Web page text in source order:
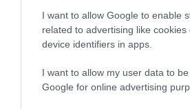
I want to allow Google to enable
related to advertising like cookies
device identifiers in apps.
I want to allow my user data to
Google for online advertising